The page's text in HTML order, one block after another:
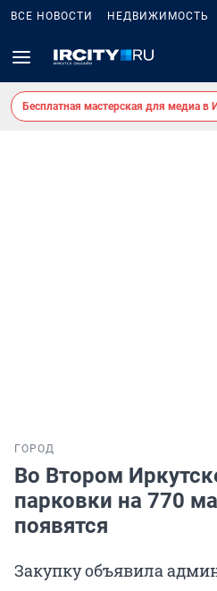
ВСЕ НОВОСТИ НЕДВИЖИМОСТЬ
Бесплатная мастерская для медиа в
ГОРОД
Во Втором
парковки на 770
появятся
Закупку объявила